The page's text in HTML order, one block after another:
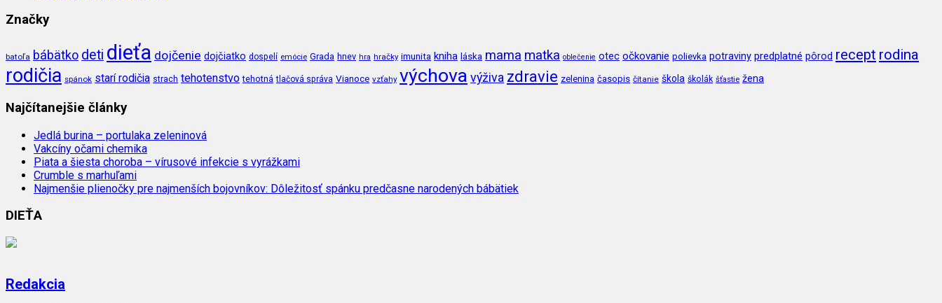
Značky
batoľa bábätko deti dieťa dojčenie dojčiatko dospelí emócie Grada hnev hra hračky imunita kniha láska mama matka oblečenie otec očkovanie polievka potraviny predplatné pôrod recept rodina
rodičia spánok starí rodičia strach tehotenstvo tehotná tlačová správa Vianoce vzťahy výchova výživa zdravie zelenina časopis čítanie škola školák šťastie žena
Najčítanejšie články
Jedlá burina – portulaka zeleninová
Vakcíny očami chemika
Piata a šiesta choroba – vírusové infekcie s vyrážkami
Crumble s marhuľami
Najmenšie plienočky pre najmenších bojovníkov: Dôležitosť spánku predčasne narodených bábätiek
DIEŤA
Redakcia